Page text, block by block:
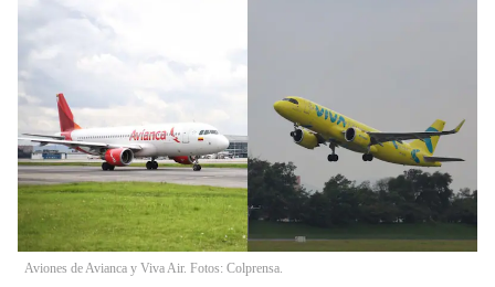
Aviones de Avianca y Viva Air. Fotos: Colprensa.